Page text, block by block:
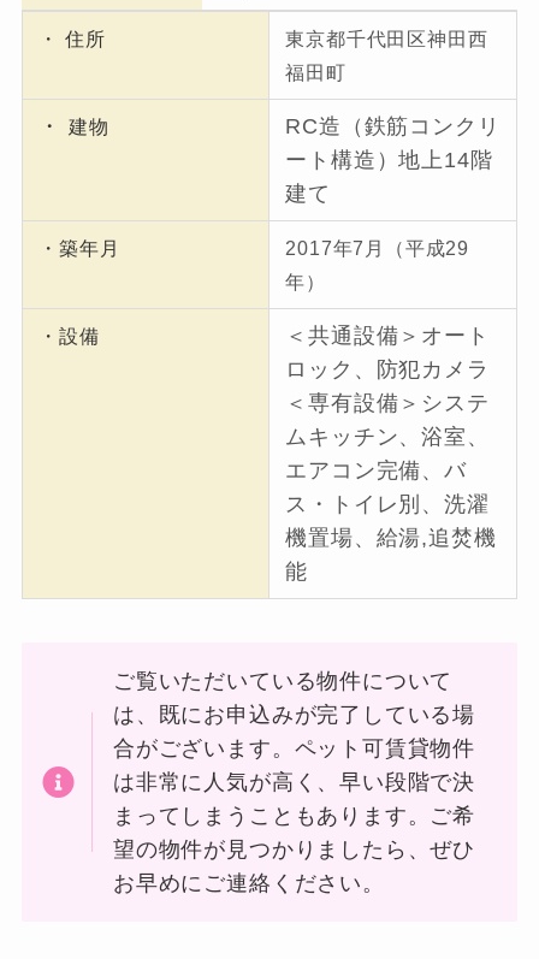
・ 住所
東京都千代田区神田西
福田町
・ 建物
RC造（鉄筋コンクリ
ート構造）地上14階
建て
・築年月
2017年7月（平成29
年）
・設備
＜共通設備＞オート
ロック、防犯カメラ
＜専有設備＞システ
ムキッチン、浴室、
エアコン完備、バ
ス・トイレ別、洗濯
機置場、給湯,追焚機
能
ご覧いただいている物件について
は、既にお申込みが完了している場
合がございます。ペット可賃貸物件
は非常に人気が高く、早い段階で決
まってしまうこともあります。ご希
望の物件が見つかりましたら、ぜひ
お早めにご連絡ください。